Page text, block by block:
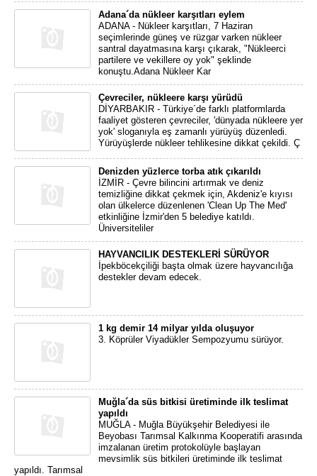
Adana´da nükleer karşıtları eylem
ADANA - Nükleer karşıtları, 7 Haziran
seçimlerinde güneş ve rüzgar varken nükleer
santral dayatmasına karşı çıkarak, "Nükleerci
partilere ve vekillere oy yok" şeklinde
konuştu.Adana Nükleer Kar
Çevreciler, nükleere karşı yürüdü
DİYARBAKIR - Türkiye´de farklı platformlarda
faaliyet gösteren çevreciler, 'dünyada nükleere yer
yok' sloganıyla eş zamanlı yürüyüş düzenledi.
Yürüyüşlerde nükleer tehlikesine dikkat çekildi. Ç
Denizden yüzlerce torba atık çıkarıldı
İZMİR - Çevre bilincini artırmak ve deniz
temizliğine dikkat çekmek için, Akdeniz'e kıyısı
olan ülkelerce düzenlenen 'Clean Up The Med'
etkinliğine İzmir'den 5 belediye katıldı.
Üniversiteliler
HAYVANCILIK DESTEKLERİ SÜRÜYOR
İpekböcekçiliği başta olmak üzere hayvancılığa
destekler devam edecek.
1 kg demir 14 milyar yılda oluşuyor
3. Köprüler Viyadükler Sempozyumu sürüyor.
Muğla´da süs bitkisi üretiminde ilk teslimat
yapıldı
MUĞLA - Muğla Büyükşehir Belediyesi ile
Beyobası Tarımsal Kalkınma Kooperatifi arasında
imzalanan üretim protokolüyle başlayan
mevsimlik süs bitkileri üretiminde ilk teslimat
yapıldı. Tarımsal